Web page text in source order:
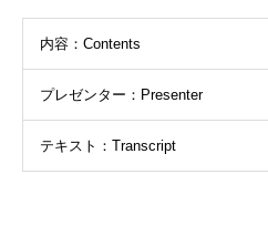
内容：Contents
プレゼンター：Presenter
テキスト：Transcript